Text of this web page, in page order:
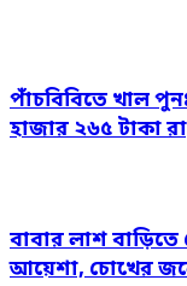
পাঁচবিবিতে খাল
হাজার ২৬৫ টাকা
বাবার লাশ
আয়েশা, চোখের